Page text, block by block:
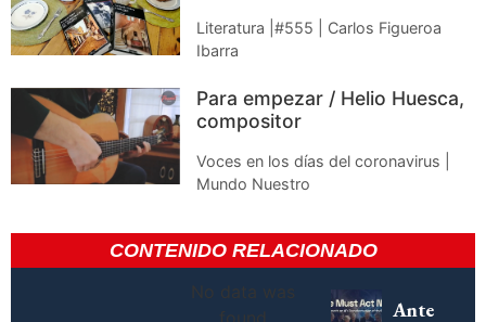
Literatura |#555 | Carlos Figueroa
Ibarra
Para empezar / Helio Huesca,
compositor
Voces en los días del coronavirus |
Mundo Nuestro
CONTENIDO RELACIONADO
No data was
found
Ante